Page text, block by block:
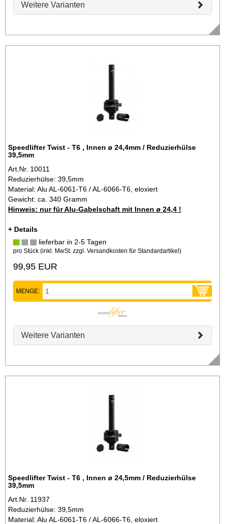
Weitere Varianten
Speedlifter Twist - T6 , Innen ø 24,4mm / Reduzierhülse
39,5mm
Art.Nr. 10011
Reduzierhülse: 39,5mm
Material: Alu AL-6061-T6 / AL-6066-T6, eloxiert
Gewicht: ca. 340 Gramm
Hinweis: nur für Alu-Gabelschaft mit Innen ø 24,4 !
+ Details
lieferbar in 2-5 Tagen
pro Stück (inkl. MwSt. zzgl. Versandkosten für Standardartikel)
99,95 EUR
MENGE:
Weitere Varianten
Speedlifter Twist - T6 , Innen ø 24,5mm / Reduzierhülse
39,5mm
Art.Nr. 11937
Reduzierhülse: 39,5mm
Material: Alu AL-6061-T6 / AL-6066-T6, eloxiert